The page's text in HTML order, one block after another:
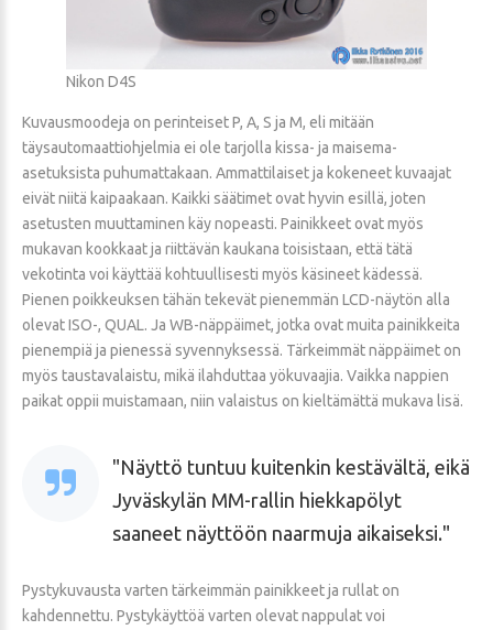
Nikon D4S
Kuvausmoodeja on perinteiset P, A, S ja M, eli mitään
täysautomaattiohjelmia ei ole tarjolla kissa- ja maisema-
asetuksista puhumattakaan. Ammattilaiset ja kokeneet kuvaajat
eivät niitä kaipaakaan. Kaikki säätimet ovat hyvin esillä, joten
asetusten muuttaminen käy nopeasti. Painikkeet ovat myös
mukavan kookkaat ja riittävän kaukana toisistaan, että tätä
vekotinta voi käyttää kohtuullisesti myös käsineet kädessä.
Pienen poikkeuksen tähän tekevät pienemmän LCD-näytön alla
olevat ISO-, QUAL. Ja WB-näppäimet, jotka ovat muita painikkeita
pienempiä ja pienessä syvennyksessä. Tärkeimmät näppäimet on
myös taustavalaistu, mikä ilahduttaa yökuvaajia. Vaikka nappien
paikat oppii muistamaan, niin valaistus on kieltämättä mukava lisä.
Näyttö tuntuu kuitenkin kestävältä, eikä
Jyväskylän MM-rallin hiekkapölyt
saaneet näyttöön naarmuja aikaiseksi.
Pystykuvausta varten tärkeimmän painikkeet ja rullat on
kahdennettu. Pystykäyttöä varten olevat nappulat voi